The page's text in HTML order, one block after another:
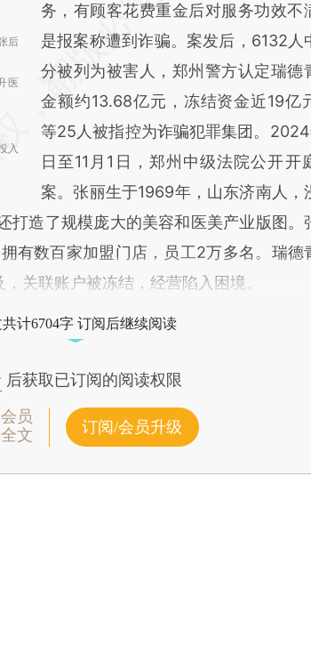
后
医
入
务，有顾客花费重金后对服务功效不
是报案称遭到诈骗。案发后，6132人
分被列为被害人，郑州警方认定瑞德
金额约13.68亿元，冻结资金近19亿
等25人被指控为诈骗犯罪集团。
日至11月1日，郑州中级法院公开开
案。张丽生于1969年，山东济南人，
打造了规模庞大的美容和医美产业版图。
有数百家加盟门店，员工2万多名。瑞德
关联账户被冻结，经营陷入困境。
计6704字 订阅后继续阅读
后获取已订阅的阅读权限
员
文
订阅/会员升级